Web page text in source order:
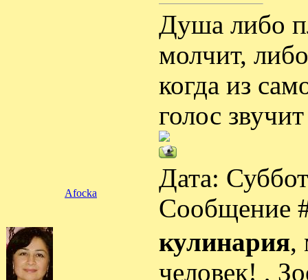
Душа либо
молчит,
когда из
голос
Afocka
Дата:
Сообщение
кулинария,
человек! ,